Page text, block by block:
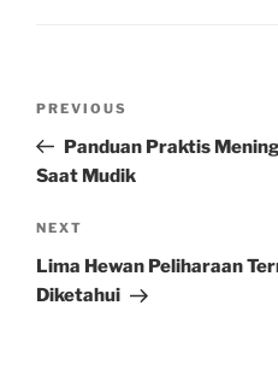
Previous
Post
PREVIOUS
Panduan Praktis
Saat Mudik
Next
Post
NEXT
Lima Hewan Peliharaan
Diketahui